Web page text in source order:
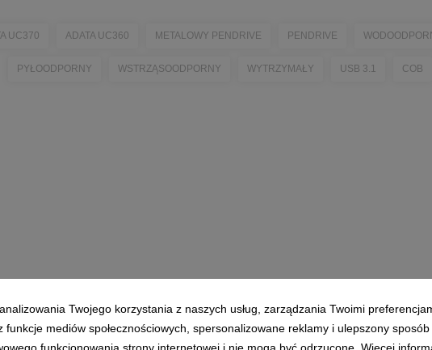
UC370 ADATA UC360 METALOWY PENDRIVE PENDRIVE
PYŁOODPORNY WSTRZĄSOODPORNY WYTRZYMAŁY USB 3.1 COB
Twojego korzystania z naszych usług, zarządzania Twoimi
mediów społecznościowych, spersonalizowane reklamy i ulepszony